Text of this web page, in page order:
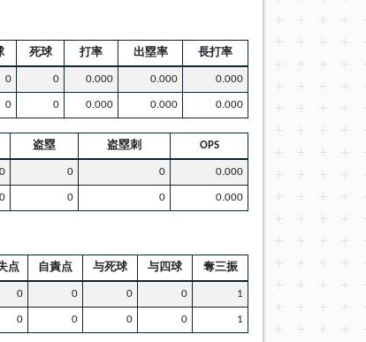
死球 打率 出塁率 長打率
0 0 0.000 0.000 0.000
0 0 0.000 0.000 0.000
盗塁 盗塁刺 OPS
0 0 0 0.000
0 0 0 0.000
点 自責点 与死球 与四球 奪三振
0 0 0 0 1
0 0 0 0 1